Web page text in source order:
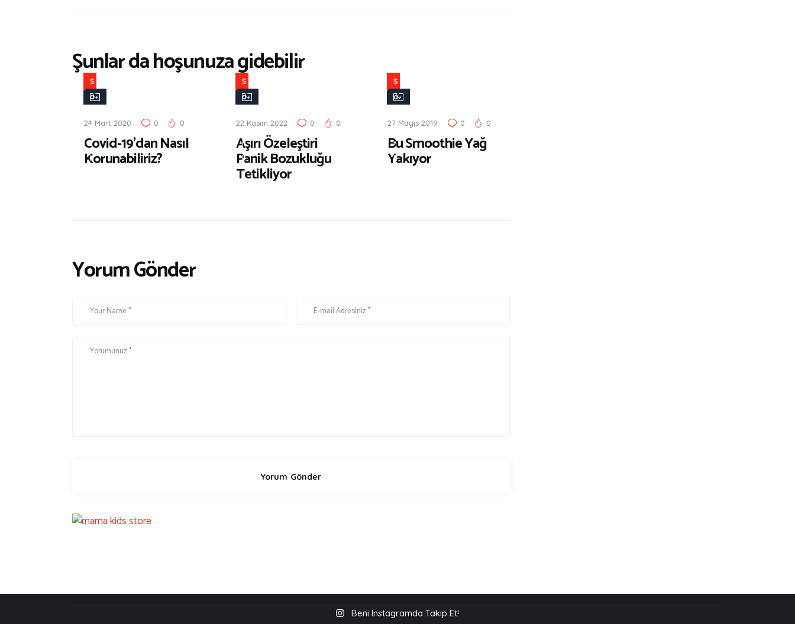
Şunlar da hoşunuza gidebilir
S
a
l
ı
k
24 Mart 2020 0 0
Covid-19’dan Nasıl
Korunabiliriz?
S
a
l
ı
k
22 Kasım 2022 0 0
Aşırı Özeleştiri
Panik Bozukluğu
Tetikliyor
S
a
l
ı
k
27 Mayıs 2019 0 0
Bu Smoothie Yağ
Yakıyor
Yorum Gönder
Beni Instagramda Takip Et!